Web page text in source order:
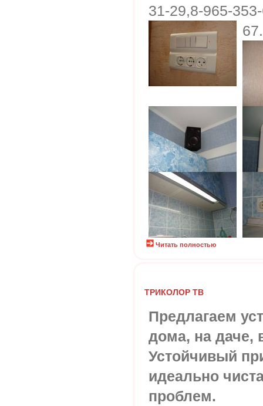
31-29,8-965-
Читать полностью
ТРИКОЛОР ТВ
Предлагаем
дома, на даче,
Устойчивый
идеально
проблем.